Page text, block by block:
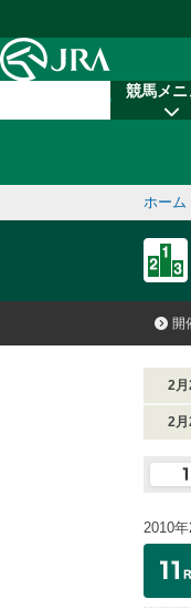
競馬メニ
ホーム
開
2月
2月
2010